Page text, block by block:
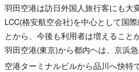
羽田空港は訪日外国人旅行客にも大
LCC(格安航空会社)を中心として国
とから、今後も利用者は増えること
羽田空港(東京)から都内ヘは、京浜急
空港ターミナルビルから品川へ快特